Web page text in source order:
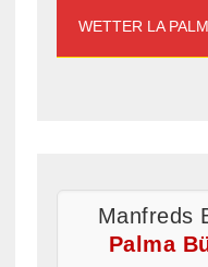
WETTER LA
Manfreds
Palma